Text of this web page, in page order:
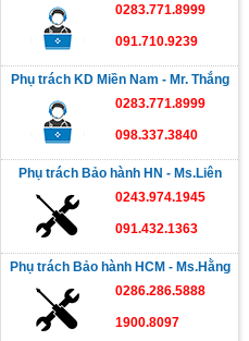
0283.771.8999
091.710.9239
Phụ trách KD Miền Nam - Mr. Thắng
0283.771.8999
098.337.3840
Phụ trách Bảo hành HN - Ms.Liên
0243.974.1945
091.432.1363
Phụ trách Bảo hành HCM - Ms.Hằng
0286.286.5888
1900.8097